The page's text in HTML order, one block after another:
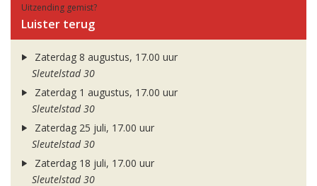
Uitzending gemist?
Luister terug
Zaterdag 8 augustus, 17.00 uur
Sleutelstad 30
Zaterdag 1 augustus, 17.00 uur
Sleutelstad 30
Zaterdag 25 juli, 17.00 uur
Sleutelstad 30
Zaterdag 18 juli, 17.00 uur
Sleutelstad 30